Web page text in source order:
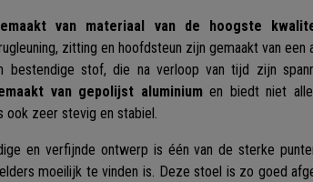
van materiaal van de hoogste
zitting en hoofdsteun zijn gemaakt van een
bestendige stof, die na verloop van tijd zijn
van gepolijst aluminiumen biedt niet
ook zeer stevig en stabiel.
en verfijnde ontwerp is één van de sterke
moeilijk te vinden is. Deze stoel is zo goed